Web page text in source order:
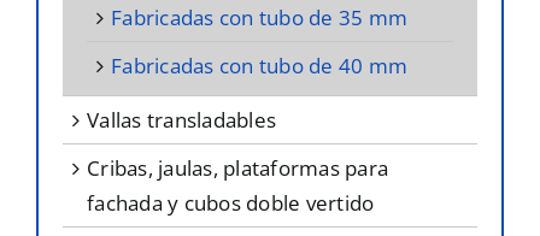
fabricadas con tubo de 35 mm
fabricadas con tubo de 40 mm
vallas transladables
cribas, jaulas, plataformas para
fachada y cubos doble vertido